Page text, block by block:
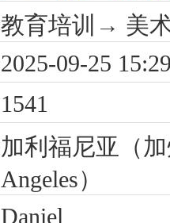
教育培训→ 美
2025-09-25
1541
加利福尼亚（
Angeles）
Daniel